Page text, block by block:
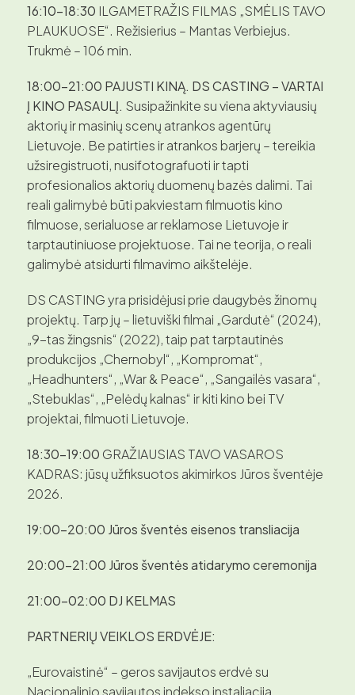
16:10–18:30 ILGAMETRAŽIS FILMAS „SMĖLIS TAVO
PLAUKUOSE“. Režisierius – Mantas Verbiejus.
Trukmė – 106 min.
18:00–21:00 PAJUSTI KINĄ. DS CASTING – VARTAI
Į KINO PASAULĮ. Susipažinkite su viena aktyviausių
aktorių ir masinių scenų atrankos agentūrų
Lietuvoje. Be patirties ir atrankos barjerų – tereikia
užsiregistruoti, nusifotografuoti ir tapti
profesionalios aktorių duomenų bazės dalimi. Tai
reali galimybė būti pakviestam filmuotis kino
filmuose, serialuose ar reklamose Lietuvoje ir
tarptautiniuose projektuose. Tai ne teorija, o reali
galimybė atsidurti filmavimo aikštelėje.
DS CASTING yra prisidėjusi prie daugybės žinomų
projektų. Tarp jų – lietuviški filmai „Gardutė“ (2024),
„9-tas žingsnis“ (2022), taip pat tarptautinės
produkcijos „Chernobyl“, „Kompromat“,
„Headhunters“, „War & Peace“, „Sangailės vasara“,
„Stebuklas“, „Pelėdų kalnas“ ir kiti kino bei TV
projektai, filmuoti Lietuvoje.
18:30–19:00 GRAŽIAUSIAS TAVO VASAROS
KADRAS: jūsų užfiksuotos akimirkos Jūros šventėje
2026.
19:00–20:00 Jūros šventės eisenos transliacija
20:00–21:00 Jūros šventės atidarymo ceremonija
21:00–02:00 DJ KELMAS
PARTNERIŲ VEIKLOS ERDVĖJE:
„Eurovaistinė“ – geros savijautos erdvė su